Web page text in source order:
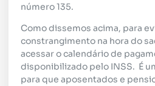
número 135.
Como dissemos acima, para
constrangimento na hora do
acessar o calendário de
disponibilizado pelo INSS. É
para que aposentados e